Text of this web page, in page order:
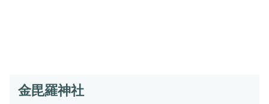
金毘羅神社